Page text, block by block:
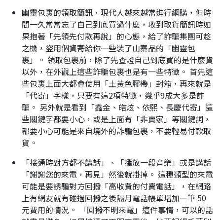
幽靈包裹的領取簡訊，現代人越來越常進行網購，但時
間一久常常忘了自己到底買過什麼，收到取貨簡訊時如
果抱著「先領先付款再說」的心態，給了詐騙集團可趁
之機，盜用個資寄給你一些裝了山寨品的「幽靈包
裹」。 領取包裹前，除了先查證自己到底買的是什麼貨
以外，在外觀上這些詐騙包裹也是有一些特徵。 首先這
些包裹上面大都會使用「土黃色膠帶」封箱，再來就是
「代寄」字樣，只要有這2項特徵，幾乎9成大多是詐
騙。 另外就是看到「鑫金、皓炫、依熙、長慶代寄」這
些關鍵字都要小心，或是上面有「非賣家」等關鍵詞，
都要小心可能是來自境外的詐騙包裹，不要輕易付款取
貨。
「接通時對方都不講話」、「播放一段音樂」或是講話
「謝謝您的來電，再見」然後就掛掉。 這種類型的來電
可能是要誘騙對方回撥「高收費的付費電話」，在網路
上有網友就有碰過回撥之後隔月電話帳單增加一筆 50
元費用的情況。 「回撥不明來電」這件事情，可以的話